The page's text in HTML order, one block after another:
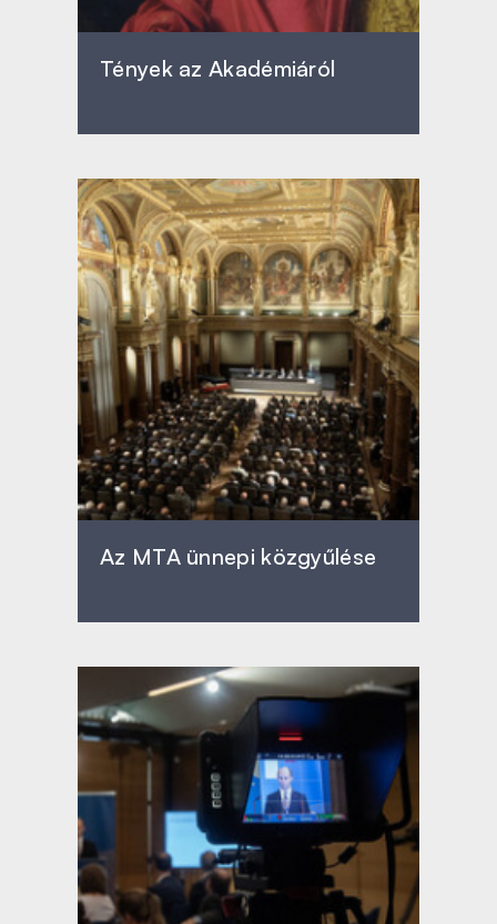
Tények az Akadémiáról
Az MTA ünnepi közgyűlése